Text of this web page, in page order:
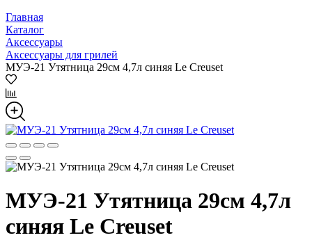
Главная
Каталог
Аксессуары
Аксессуары для грилей
МУЭ-21 Утятница 29см 4,7л синяя Le Creuset
МУЭ-21 Утятница 29см 4,7л
синяя Le Creuset